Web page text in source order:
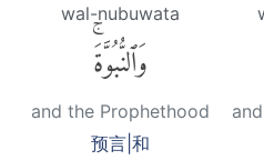
wal-nubuwata
وَٱلنُّبُوَّةَۚ
and the Prophethood
预言|和